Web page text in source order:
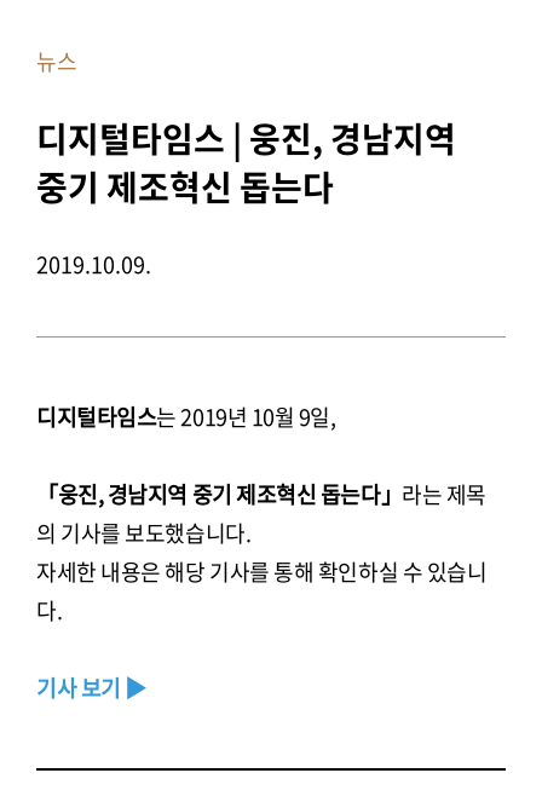
뉴스
디지털타임스 | 웅진, 경남지역
중기 제조혁신 돕는다
2019.10.09.
디지털타임스는 2019년 10월 9일,
「웅진, 경남지역 중기 제조혁신 돕는다」 라는 제목
의 기사를 보도했습니다.
자세한 내용은 해당 기사를 통해 확인하실 수 있습니
다.
기사 보기 ▶